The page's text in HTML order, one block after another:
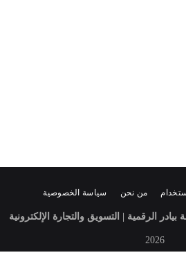
من نحن سياسة الخصوصية
بيادر الرقمية | التسويق والتجارة الإلكترونية
2026